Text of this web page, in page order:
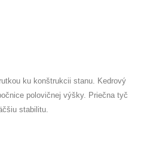
ku konštrukcii stanu. Kedrový
polovičnej výšky. Priečna tyč
stabilitu.